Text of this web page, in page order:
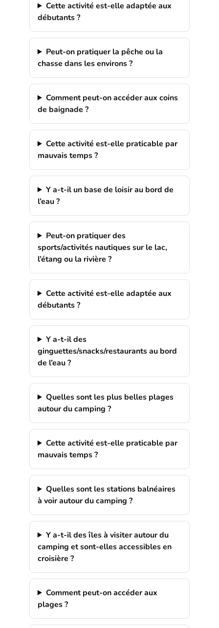
Cette activité est-elle adaptée aux
débutants ?
Peut-on pratiquer la pêche ou la
chasse dans les environs ?
Comment peut-on accéder aux coins
de baignade ?
Cette activité est-elle praticable par
mauvais temps ?
Y a-t-il un base de loisir au bord de
l’eau ?
Peut-on pratiquer des
sports/activités nautiques sur le lac,
l’étang ou la rivière ?
Cette activité est-elle adaptée aux
débutants ?
Y a-t-il des
ginguettes/snacks/restaurants au bord
de l’eau ?
Quelles sont les plus belles plages
autour du camping ?
Cette activité est-elle praticable par
mauvais temps ?
Quelles sont les stations balnéaires
à voir autour du camping ?
Y a-t-il des îles à visiter autour du
camping et sont-elles accessibles en
croisière ?
Comment peut-on accéder aux
plages ?